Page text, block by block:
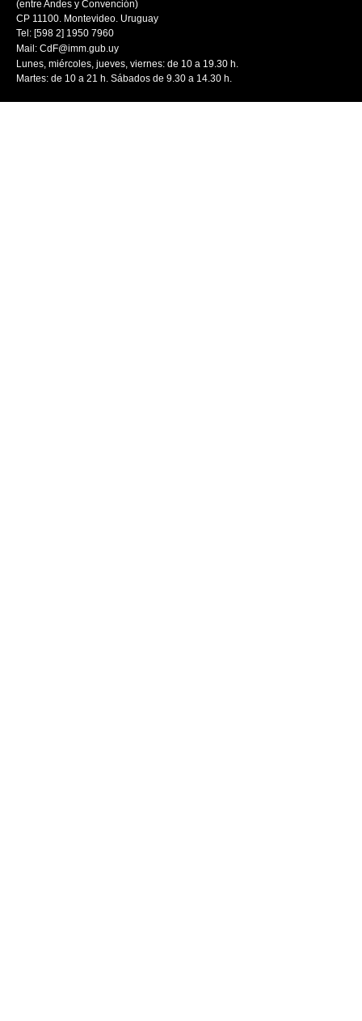
(entre Andes y Convención)
CP 11100. Montevideo. Uruguay
Tel: [598 2] 1950 7960
Mail: CdF@imm.gub.uy
Lunes, miércoles, jueves, viernes: de 10 a 19.30 h.
Martes: de 10 a 21 h. Sábados de 9.30 a 14.30 h.